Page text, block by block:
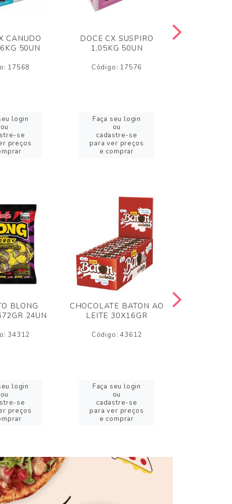
CANUDO
50UN
17568
login
ou
se
preços
DOCE CX SUSPIRO
1,05KG 50UN
Código: 17576
Faça seu login
ou
cadastre-se
para ver preços
e comprar
BLONG
24UN
34312
login
ou
se
preços
CHOCOLATE BATON AO
LEITE 30X16GR
Código: 43612
Faça seu login
ou
cadastre-se
para ver preços
e comprar